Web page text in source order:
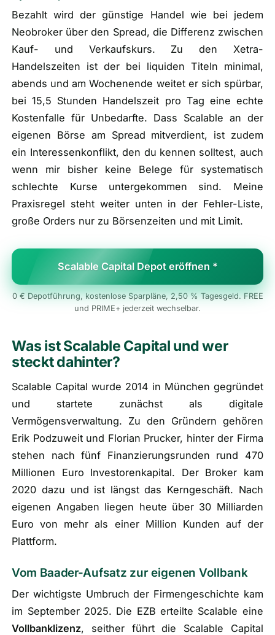
Bezahlt wird der günstige Handel wie bei jedem
Neobroker über den Spread, die Differenz zwischen
Kauf- und Verkaufskurs. Zu den Xetra-
Handelszeiten ist der bei liquiden Titeln minimal,
abends und am Wochenende weitet er sich spürbar,
bei 15,5 Stunden Handelszeit pro Tag eine echte
Kostenfalle für Unbedarfte. Dass Scalable an der
eigenen Börse am Spread mitverdient, ist zudem
ein Interessenkonflikt, den du kennen solltest, auch
wenn mir bisher keine Belege für systematisch
schlechte Kurse untergekommen sind. Meine
Praxisregel steht weiter unten in der Fehler-Liste,
große Orders nur zu Börsenzeiten und mit Limit.
Scalable Capital Depot eröffnen *
0 € Depotführung, kostenlose Sparpläne, 2,50 % Tagesgeld. FREE
und PRIME+ jederzeit wechselbar.
Was ist Scalable Capital und wer
steckt dahinter?
Scalable Capital wurde 2014 in München gegründet
und startete zunächst als digitale
Vermögensverwaltung. Zu den Gründern gehören
Erik Podzuweit und Florian Prucker, hinter der Firma
stehen nach fünf Finanzierungsrunden rund 470
Millionen Euro Investorenkapital. Der Broker kam
2020 dazu und ist längst das Kerngeschäft. Nach
eigenen Angaben liegen heute über 30 Milliarden
Euro von mehr als einer Million Kunden auf der
Plattform.
Vom Baader-Aufsatz zur eigenen Vollbank
Der wichtigste Umbruch der Firmengeschichte kam
im September 2025. Die EZB erteilte Scalable eine
Vollbanklizenz, seither führt die Scalable Capital